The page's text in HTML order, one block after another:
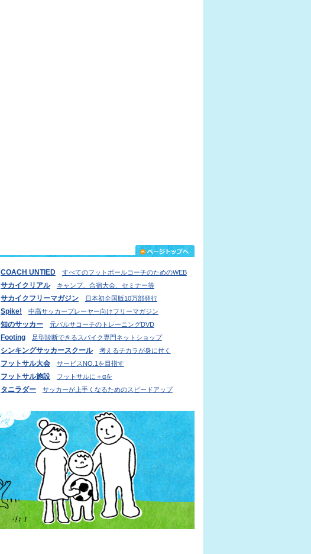
COACH UNTIED すべてのフットボールコーチのためのWEB
サカイクリアル キャンプ、合宿大会、セミナー等
サカイクフリーマガジン 日本初全国版10万部発行
Spike! 中高サッカープレーヤー向けフリーマガジン
知のサッカー 元バルサコーチのトレーニングDVD
Footing 足型診断できるスパイク専門ネットショップ
シンキングサッカースクール 考えるチカラが身に付く
フットサル大会 サービスNO.1を目指す
フットサル施設 フットサルに＋αを
タニラダー サッカーが上手くなるためのスピードアップ